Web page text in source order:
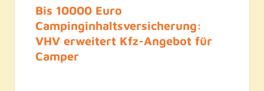
Bis 10000 Euro
Campinginhaltsversicherung:
VHV erweitert Kfz-Angebot für
Camper